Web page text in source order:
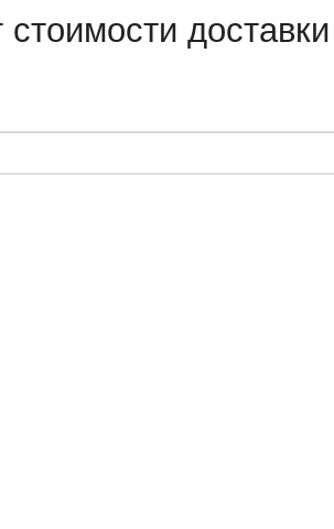
стоимости доставки